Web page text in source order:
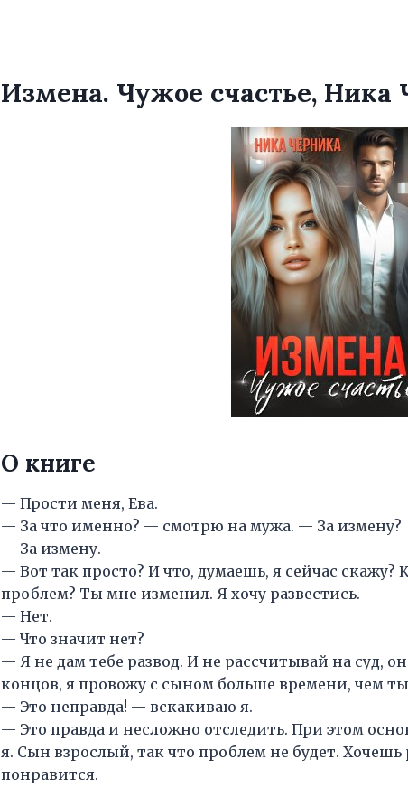
Измена. Чужое счастье, Ника
О книге
— Прости меня, Ева.
— За что именно? — смотрю на мужа. — За измену?
— За измену.
— Вот так просто? И что, думаешь, я сейчас
проблем? Ты мне изменил. Я хочу развестись.
— Нет.
— Что значит нет?
— Я не дам тебе развод. И не рассчитывай на суд,
концов, я провожу с сыном больше времени, чем
— Это неправда! — вскакиваю я.
— Это правда и несложно отследить. При этом
я. Сын взрослый, так что проблем не будет. Хочешь
понравится.